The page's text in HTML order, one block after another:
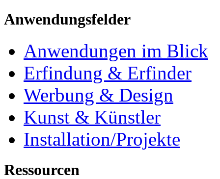
Anwendungsfelder
Anwendungen im Blick
Erfindung & Erfinder
Werbung & Design
Kunst & Künstler
Installation/Projekte
Ressourcen